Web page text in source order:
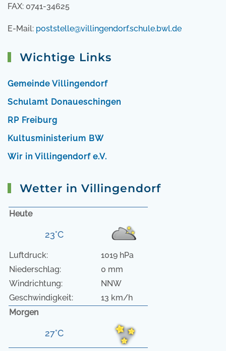
FAX: 0741-34625
E-Mail: poststelle@villingendorf.schule.bwl.de
Wichtige Links
Gemeinde Villingendorf
Schulamt Donaueschingen
RP Freiburg
Kultusministerium BW
Wir in Villingendorf e.V.
Wetter in Villingendorf
Heute
23°C
Luftdruck:
1019 hPa
Niederschlag:
0 mm
Windrichtung:
NNW
Geschwindigkeit:
13 km/h
Morgen
27°C